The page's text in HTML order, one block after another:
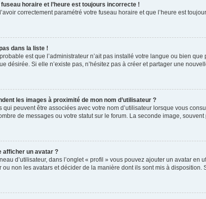
fuseau horaire et l’heure est toujours incorrecte !
correctement paramétré votre fuseau horaire et que l’heure est
dans la liste !
est que l’administrateur n’ait pas installé votre langue ou bien
désirée. Si elle n’existe pas, n’hésitez pas à créer et partager une
les images à proximité de mon nom d’utilisateur ?
qui peuvent être associées avec votre nom d’utilisateur lorsque vous
de messages ou votre statut sur le forum. La seconde image,
afficher un avatar ?
d’utilisateur, dans l’onglet « profil » vous pouvez ajouter un avatar en
ou non les avatars et décider de la manière dont ils sont mis à disposition.